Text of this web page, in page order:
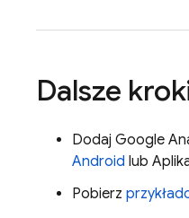
Dalsze
Dodaj Google
Android lub
Pobierz